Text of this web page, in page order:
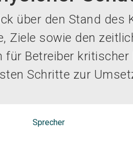
über den Stand des
Ziele sowie den
Betreiber
Schritte zur
Sprecher